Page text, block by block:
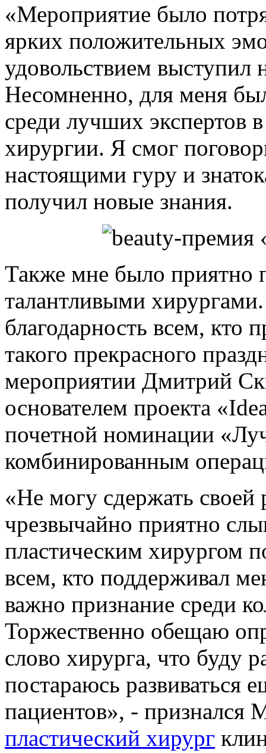
«Мероприятие было
ярких положительных
удовольствием выступил
Несомненно, для меня
среди лучших экспертов
хирургии. Я смог
настоящими гуру и
получил новые знания.
Также мне было приятно
талантливыми
благодарность всем, кто
такого прекрасного
мероприятии Дмитрий
основателем проекта
почетной номинации
комбинированным
«Не могу сдержать
чрезвычайно приятно
пластическим хирургом
всем, кто поддерживал
важно признание среди
Торжественно обещаю
слово хирурга, что буду
постараюсь развиваться
пациентов», - признался
пластический хирург